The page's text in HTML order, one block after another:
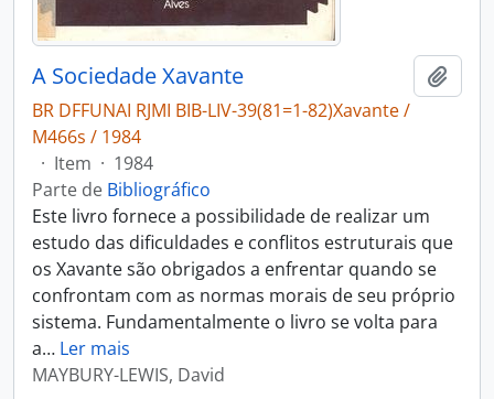
A Sociedade Xavante
BR DFFUNAI RJMI BIB-LIV-39(81=1-82)Xavante /
M466s / 1984
· Item · 1984
Parte de Bibliográfico
Este livro fornece a possibilidade de realizar um
estudo das dificuldades e conflitos estruturais que
os Xavante são obrigados a enfrentar quando se
confrontam com as normas morais de seu próprio
sistema. Fundamentalmente o livro se volta para
a… Ler mais
MAYBURY-LEWIS, David